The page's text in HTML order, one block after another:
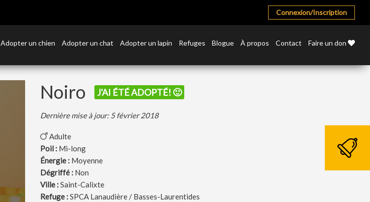
Connexion/Inscription
Adopter un chien Adopter un chat Adopter un lapin Refuges Blogue À propos Contact Faire un don
Noiro J'AI ÉTÉ ADOPTÉ! 🙂
Dernière mise à jour: 5 février 2018
Adulte
Poil : Mi-long
Énergie : Moyenne
Dégriffé : Non
Ville :Saint-Calixte
Refuge :SPCA Lanaudière / Basses-Laurentides